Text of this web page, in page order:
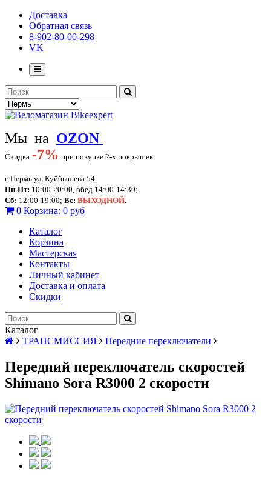
Доставка
Обратная связь
8-902-80-00-298
VK
Мы на OZON
Скидка -7% при покупке 2-х покрышек
г. Пермь ул. Куйбышева 54.
Пн-Пт: 10:00-20:00, обед 14:00-14:30;
Сб: 12:00-19:00; Вс: ВЫХОДНОЙ.
0 Корзина: 0 руб
Каталог
Корзина
Мастерская
Контакты
Личный кабинет
Доставка и оплата
Скидки
Каталог
ТРАНСМИССИЯ
Передние переключатели
Передний переключатель скоростей
Shimano Sora R3000 2 скорости